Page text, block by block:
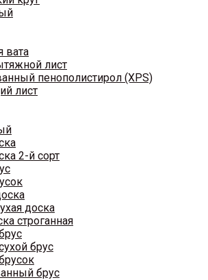
вата
лист
пенополистирол (XPS)
лист
2-й сорт
доска
строганная
брус
брус